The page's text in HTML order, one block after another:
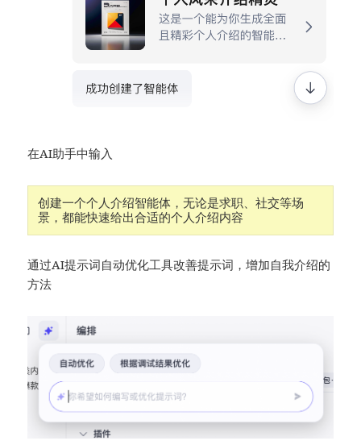
在AI助手中输入
创建一个个人介绍智能体，无论是求职、社交等场
景，都能快速给出合适的个人介绍内容
通过AI提示词自动优化工具改善提示词，增加自我介绍的
方法